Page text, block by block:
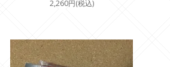
2,260円(税込)